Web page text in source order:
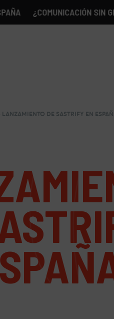
¿COMUNICACIÓN SIN
LANZAMIENTO DE SASTRIFY EN